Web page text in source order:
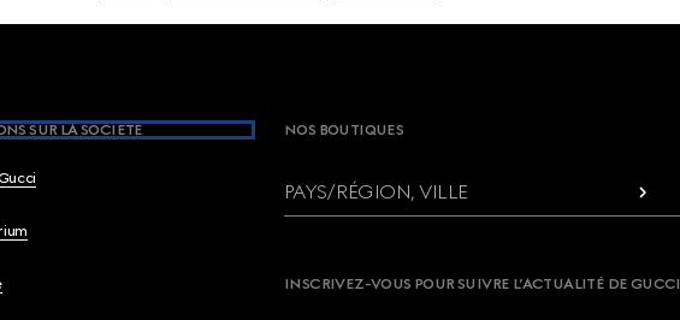
SUR LA SOCIETE NOS BOUTIQUES
PAYS/RÉGION, VILLE
INSCRIVEZ-VOUS POUR SUIVRE L’ACTUALITÉ DE GUCCI